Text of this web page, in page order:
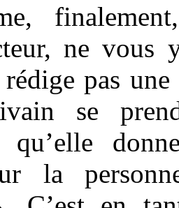
ne vous
pas
se
qu’elle
la